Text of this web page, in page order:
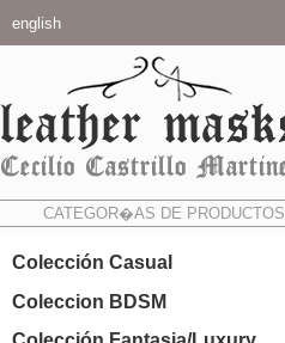
english
CATEGOR�AS DE PRODUCTOS
Colección Casual
Coleccion BDSM